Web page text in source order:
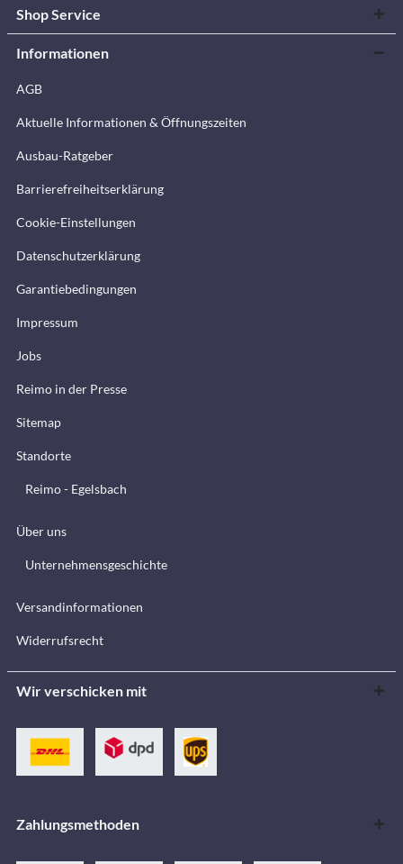
Shop Service
Informationen
AGB
Aktuelle Informationen & Öffnungszeiten
Ausbau-Ratgeber
Barrierefreiheitserklärung
Cookie-Einstellungen
Datenschutzerklärung
Garantiebedingungen
Impressum
Jobs
Reimo in der Presse
Sitemap
Standorte
Reimo - Egelsbach
Über uns
Unternehmensgeschichte
Versandinformationen
Widerrufsrecht
Wir verschicken mit
Zahlungsmethoden